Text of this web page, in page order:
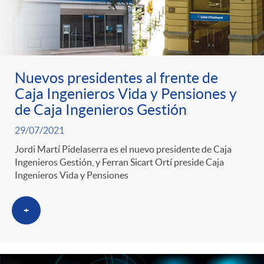
a
S
a
l
a
p
o
r
c
a
t
n
i
d
o
A
n
c
a
d
o
r
d
Nuevos presidentes al frente de
Caja Ingenieros Vida y Pensiones y
de Caja Ingenieros Gestión
29/07/2021
Jordi Martí Pidelaserra es el nuevo presidente de Caja
Ingenieros Gestión, y Ferran Sicart Ortí preside Caja
Ingenieros Vida y Pensiones
+